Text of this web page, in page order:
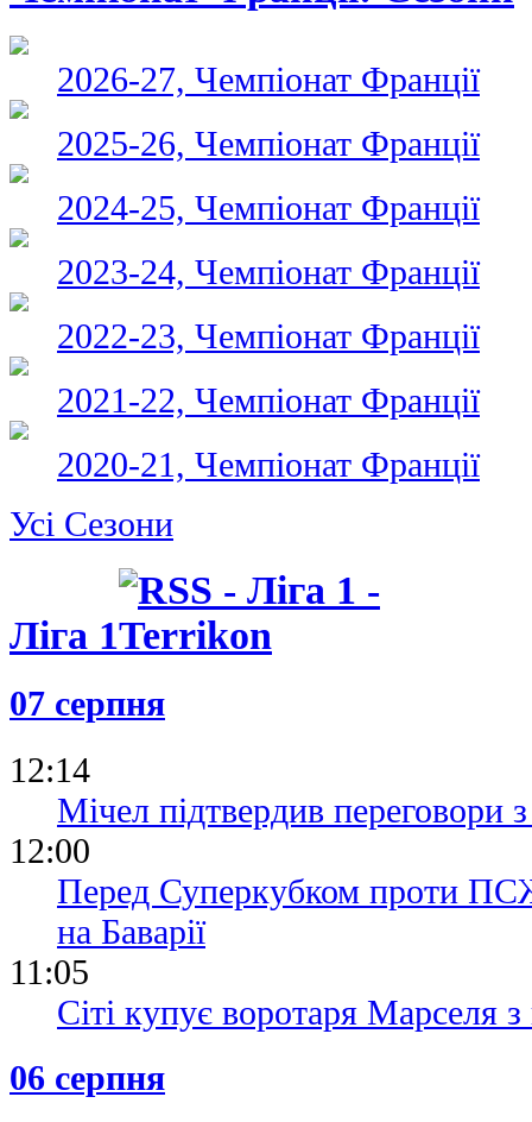
2026-27, Чемпіонат Франції
2025-26, Чемпіонат Франції
2024-25, Чемпіонат Франції
2023-24, Чемпіонат Франції
2022-23, Чемпіонат Франції
2021-22, Чемпіонат Франції
2020-21, Чемпіонат Франції
Усі Сезони
Ліга 1
07 серпня
12:14
Мічел підтвердив
12:00
Перед Суперкубком проти ПСЖ
на Баварії
11:05
Сіті купує воротаря Марселя
06 серпня